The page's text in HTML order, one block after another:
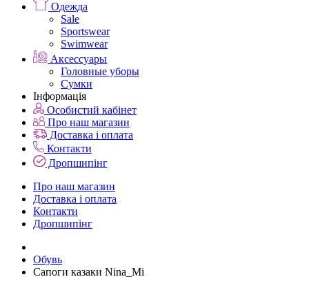
Одежда
Sale
Sportswear
Swimwear
Аксессуары
Головные уборы
Сумки
Інформація
Особистий кабінет
Про наш магазин
Доставка і оплата
Контакти
Дропшипінг
Про наш магазин
Доставка і оплата
Контакти
Дропшипінг
Обувь
Сапоги казаки Nina_Mi